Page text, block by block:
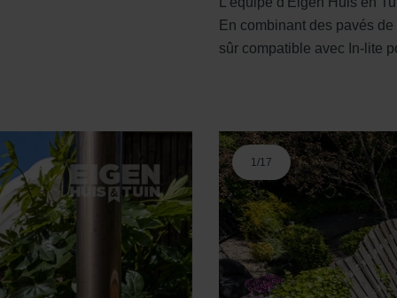
En combinant des pavés
sûr compatible avec In-lite
1/17